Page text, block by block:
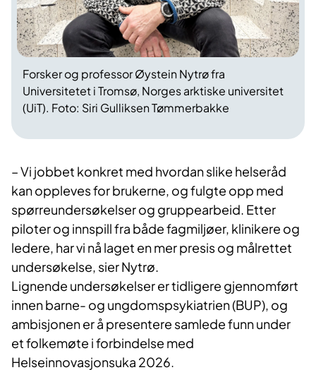
Forsker og professor Øystein Nytrø fra
Universitetet i Tromsø, Norges arktiske universitet
(UiT). Foto: Siri Gulliksen Tømmerbakke
– Vi jobbet konkret med hvordan slike helseråd
kan oppleves for brukerne, og fulgte opp med
spørreundersøkelser og gruppearbeid. Etter
piloter og innspill fra både fagmiljøer, klinikere og
ledere, har vi nå laget en mer presis og målrettet
undersøkelse, sier Nytrø.
Lignende undersøkelser er tidligere gjennomført
innen barne- og ungdomspsykiatrien (BUP), og
ambisjonen er å presentere samlede funn under
et folkemøte i forbindelse med
Helseinnovasjonsuka 2026.